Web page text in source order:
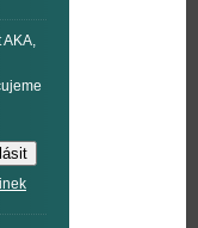
AKA,